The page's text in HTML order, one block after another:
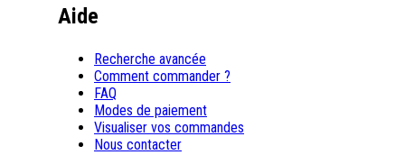
Aide
Recherche avancée
Comment commander ?
FAQ
Modes de paiement
Visualiser vos commandes
Nous contacter